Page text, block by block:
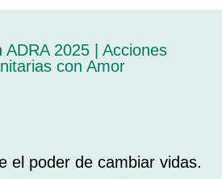
ADRA 2025 | Acciones
con Amor
el poder de cambiar vidas.